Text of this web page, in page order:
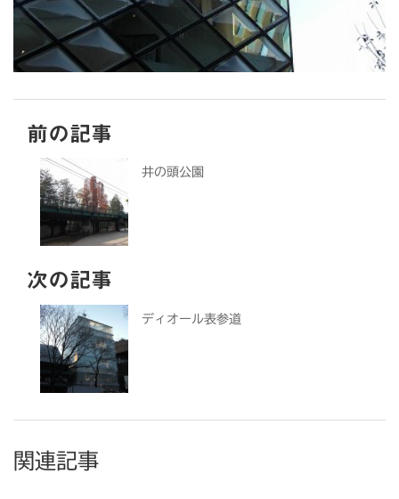
前の記事
井の頭公園
次の記事
ディオール表参道
関連記事